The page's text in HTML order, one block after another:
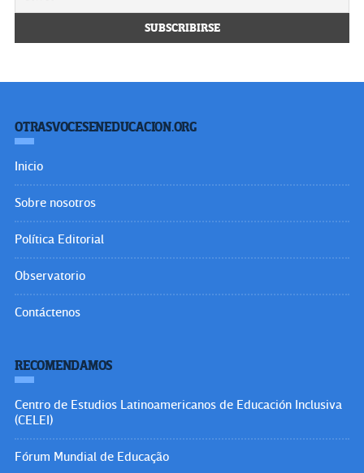
OTRASVOCESENEDUCACION.ORG
Inicio
Sobre nosotros
Política Editorial
Observatorio
Contáctenos
RECOMENDAMOS
Centro de Estudios Latinoamericanos de Educación Inclusiva
(CELEI)
Fórum Mundial de Educação